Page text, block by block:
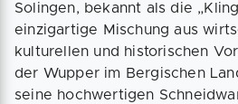
Solingen, bekannt als die
einzigartige Mischung aus
kulturellen und historischen
der Wupper im Bergischen
seine hochwertigen